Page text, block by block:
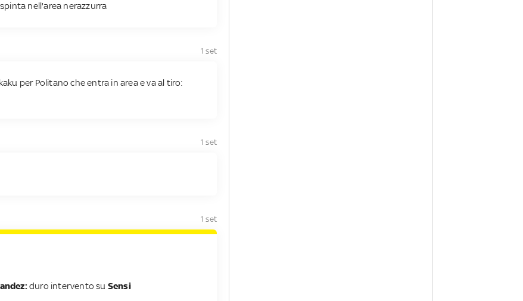
nell'area nerazzurra
1 set
per Politano che entra in area e va al tiro:
1 set
1 set
duro intervento su Sensi